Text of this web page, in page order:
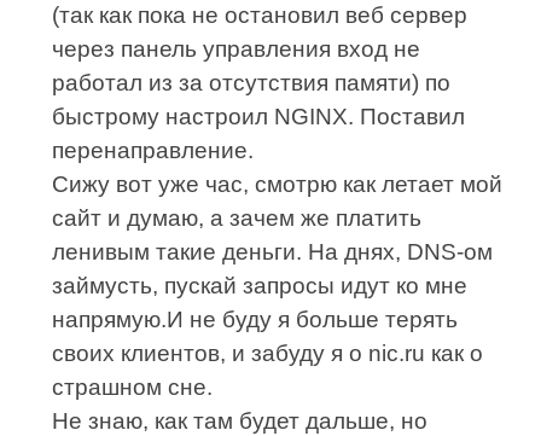
(так как пока не остановил веб сервер
через панель управления вход не
работал из за отсутствия памяти) по
быстрому настроил NGINX. Поставил
перенаправление.
Сижу вот уже час, смотрю как летает мой
сайт и думаю, а зачем же платить
ленивым такие деньги. На днях, DNS-ом
займусть, пускай запросы идут ко мне
напрямую.И не буду я больше терять
своих клиентов, и забуду я о nic.ru как о
страшном сне.
Не знаю, как там будет дальше, но